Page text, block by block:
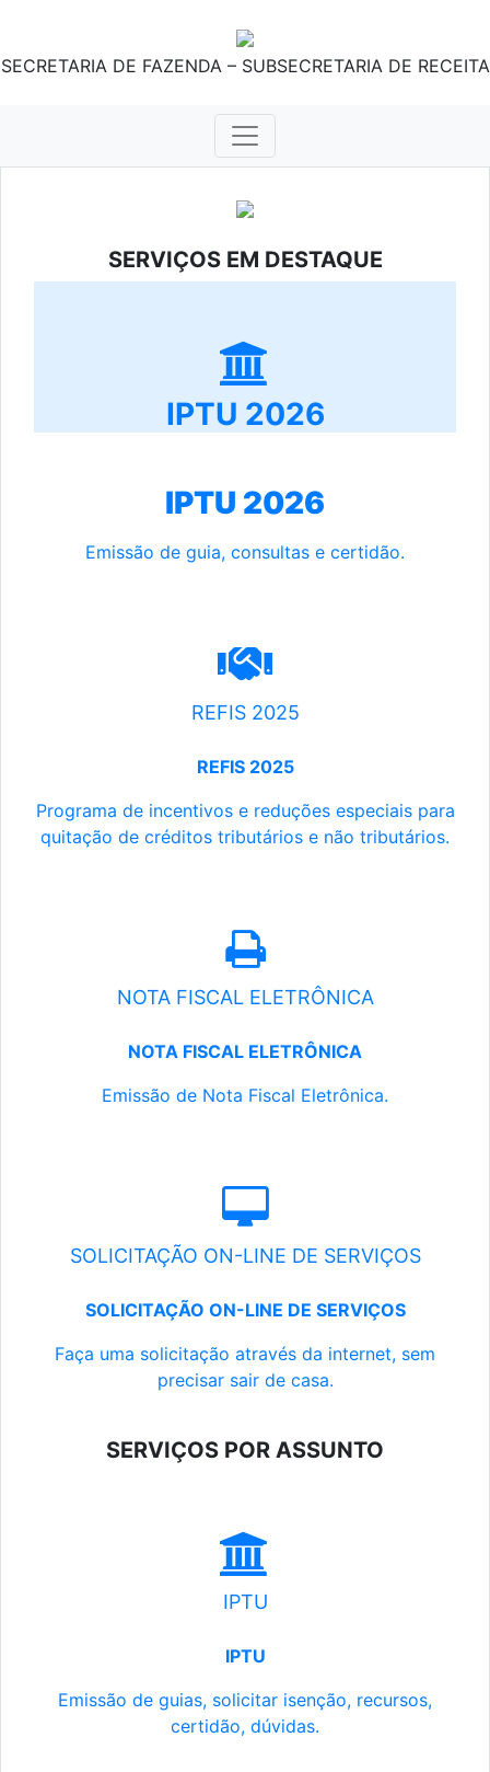
SECRETARIA DE FAZENDA – SUBSECRETARIA DE RECEITA
SERVIÇOS EM DESTAQUE
IPTU 2026
IPTU 2026
Emissão de guia, consultas e certidão.
REFIS 2025
REFIS 2025
Programa de incentivos e reduções especiais para
quitação de créditos tributários e não tributários.
NOTA FISCAL ELETRÔNICA
NOTA FISCAL ELETRÔNICA
Emissão de Nota Fiscal Eletrônica.
SOLICITAÇÃO ON-LINE DE SERVIÇOS
SOLICITAÇÃO ON-LINE DE SERVIÇOS
Faça uma solicitação através da internet, sem
precisar sair de casa.
SERVIÇOS POR ASSUNTO
IPTU
IPTU
Emissão de guias, solicitar isenção, recursos,
certidão, dúvidas.